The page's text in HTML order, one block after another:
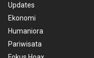
Updates
Ekonomi
Humaniora
Pariwisata